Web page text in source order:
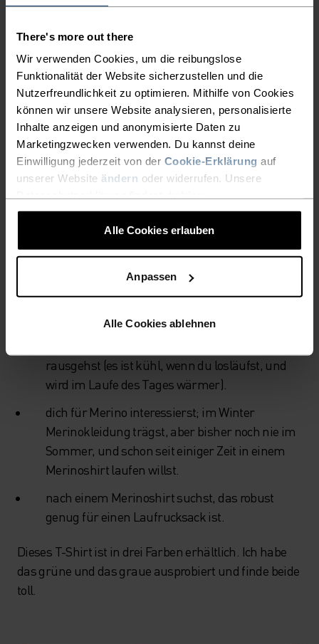
There's more out there
Wir verwenden Cookies, um die reibungslose
Funktionalität der Website sicherzustellen und die
Nutzerfreundlichkeit zu optimieren. Mithilfe von Cookies
können wir unsere Website analysieren, personalisierte
Inhalte anzeigen und anonymisierte Daten zu
Marketingzwecken verwenden. Du kannst deine
Einwilligung jederzeit von der Cookie-Erklärung auf
unserer Website ändern oder widerrufen. Unsere
Alle Cookies erlauben
Anpassen
Alle Cookies ablehnen
Wool von Nuyarn® auf den Markt. Dieses Frühjahr
speziell fürs Laufen.
Offiziell ist es ein Trailrunning-Shirt, aber es kann
noch viel mehr – denn leichter als dasX-Alp
Performance Wool 115 Trailrunning-ShirtZu
verdanken ist das der einzigartigen Konstruktion aus
mulesingfreier Merinowolle, die rund um einen
feinen Nylonkern gesponnen wird.
Du wirst es lieben, wenn du:
bereits ein Fan von Merinokleidung bist.
Naturfasern bevorzugst und in puncto
Funktionalität keine Kompromisse eingehen
rausgehst (es ist kühl, wenn du losläufst, und
wird im Laufe des Tages wärmer).
dich für Merino interessierst; im Winter
Merinokleidung trägst, aber bisher noch nie im
Sommer, und schon seit einiger Zeit in einem
Merinoshirt laufen willst.
nach einem Merinoshirt suchst, das robust
genug für einen Laufrucksack ist.
Dieses T-Shirt ist in drei Farben erhältlich. Ich habe
das grüne und das graue ausprobiert und finde beide
toll.